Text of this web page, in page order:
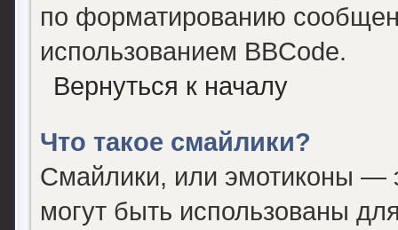
по форматированию
использованием BBCode.
Вернуться к началу
Что такое смайлики?
Смайлики, или эмотиконы —
могут быть использованы